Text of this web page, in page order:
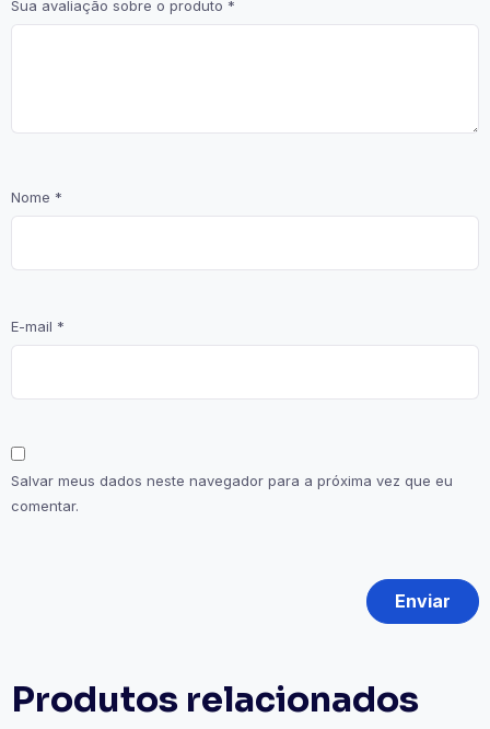
Sua avaliação sobre o produto *
Nome *
E-mail *
Salvar meus dados neste navegador para a próxima vez que eu
comentar.
Produtos relacionados